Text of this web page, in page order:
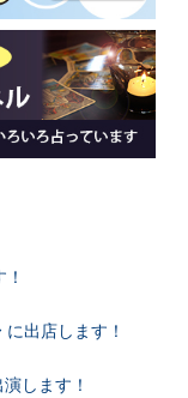
出店します！
します！